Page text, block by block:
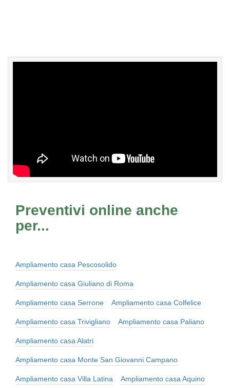
Preventivi online anche
per...
Ampliamento casa Pescosolido
Ampliamento casa Giuliano di Roma
Ampliamento casa Serrone Ampliamento casa Colfelice
Ampliamento casa Trivigliano Ampliamento casa Paliano
Ampliamento casa Alatri
Ampliamento casa Monte San Giovanni Campano
Ampliamento casa Villa Latina Ampliamento casa Aquino